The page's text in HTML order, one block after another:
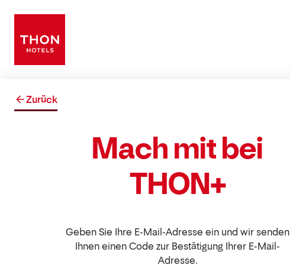
Zurück
Mach mit bei
THON+
Geben Sie Ihre E-Mail-Adresse ein und wir senden
Ihnen einen Code zur Bestätigung Ihrer E-Mail-
Adresse.